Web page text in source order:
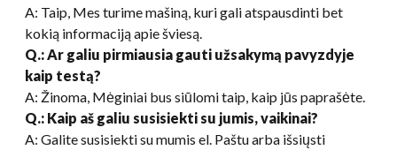
A: Taip, Mes turime mašiną, kuri gali atspausdinti bet
kokią informaciją apie šviesą.
Q.: Ar galiu pirmiausia gauti užsakymą pavyzdyje
kaip testą?
A: Žinoma, Mėginiai bus siūlomi taip, kaip jūs paprašėte.
Q.: Kaip aš galiu susisiekti su jumis, vaikinai?
A: Galite susisiekti su mumis el. Paštu arba išsiųsti